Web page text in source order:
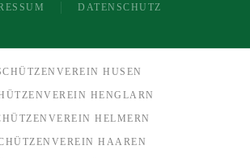
DATENSCHUTZ
HUSEN
HENGLARN
HELMERN
HAAREN